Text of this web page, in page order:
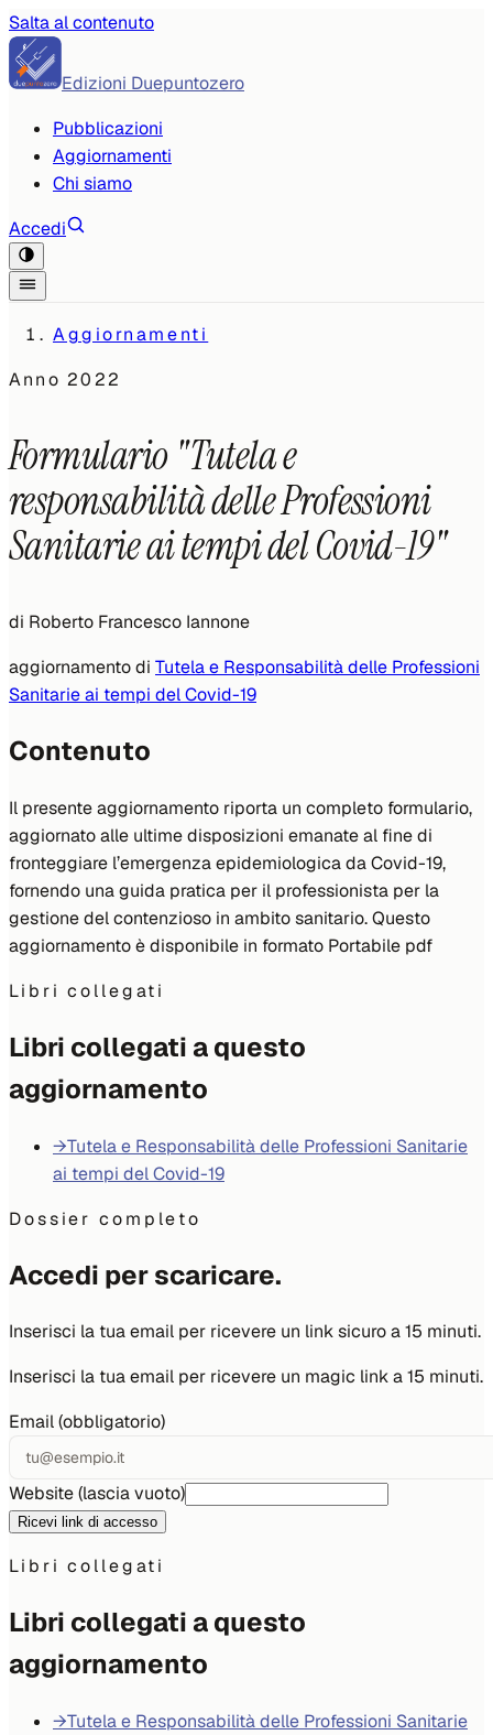
Salta al contenuto
Edizioni Duepuntozero
Pubblicazioni
Aggiornamenti
Chi siamo
Accedi
Aggiornamenti
Anno2022
Formulario "Tutela e
responsabilità delle Professioni
Sanitarie ai tempi del Covid-19"
di Roberto Francesco Iannone
aggiornamento di Tutela e Responsabilità delle Professioni
Sanitarie ai tempi del Covid-19
Contenuto
Il presente aggiornamento riporta un completo formulario,
aggiornato alle ultime disposizioni emanate al fine di
fronteggiare l’emergenza epidemiologica da Covid-19,
fornendo una guida pratica per il professionista per la
gestione del contenzioso in ambito sanitario. Questo
aggiornamento è disponibile in formato Portabile pdf
Libri collegati
Libri collegati a questo
aggiornamento
→Tutela e Responsabilità delle Professioni Sanitarie
ai tempi del Covid-19
Dossier completo
Accedi per scaricare.
Inserisci la tua email per ricevere un link sicuro a 15 minuti.
Inserisci la tua email per ricevere un magic link a 15 minuti.
Email (obbligatorio)
Website (lascia vuoto)
Ricevi link di accesso
Libri collegati
Libri collegati a questo
aggiornamento
→Tutela e Responsabilità delle Professioni Sanitarie